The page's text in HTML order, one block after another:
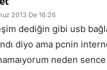
2013 De 16:26
dediğin gibi usb
diyo ama pcnin
neden sence